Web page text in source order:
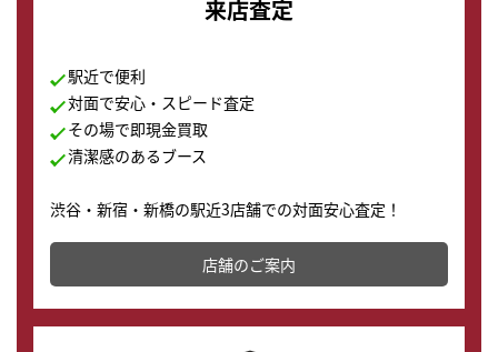
来店査定
駅近で便利
対面で安心・スピード査定
その場で即現金買取
清潔感のあるブース
渋谷・新宿・新橋の駅近3店舗での対面安心査定！
その場で現金買取致します。渋谷本店では、時計販売の
店舗を併設しており、下取りに出してお得に新しい時計
の購入もできます♪
店舗のご案内